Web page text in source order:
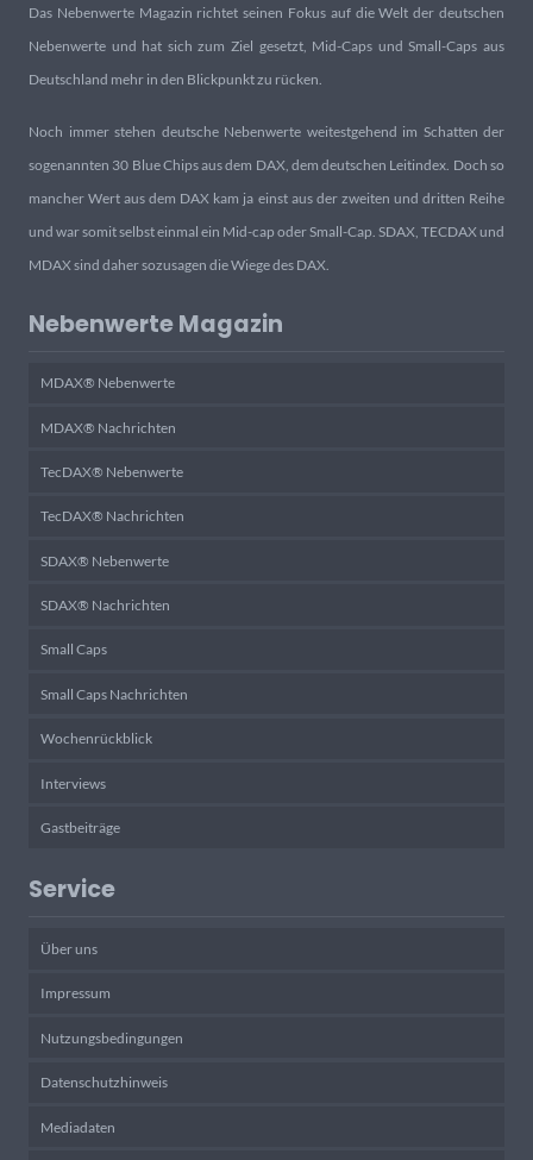
Das Nebenwerte Magazin richtet seinen Fokus auf die Welt der deutschen
Nebenwerte und hat sich zum Ziel gesetzt, Mid-Caps und Small-Caps aus
Deutschland mehr in den Blickpunkt zu rücken.
Noch immer stehen deutsche Nebenwerte weitestgehend im Schatten der
sogenannten 30 Blue Chips aus dem DAX, dem deutschen Leitindex. Doch so
mancher Wert aus dem DAX kam ja einst aus der zweiten und dritten Reihe
und war somit selbst einmal ein Mid-cap oder Small-Cap. SDAX, TECDAX und
MDAX sind daher sozusagen die Wiege des DAX.
Nebenwerte Magazin
MDAX® Nebenwerte
MDAX® Nachrichten
TecDAX® Nebenwerte
TecDAX® Nachrichten
SDAX® Nebenwerte
SDAX® Nachrichten
Small Caps
Small Caps Nachrichten
Wochenrückblick
Interviews
Gastbeiträge
Service
Über uns
Impressum
Nutzungsbedingungen
Datenschutzhinweis
Mediadaten